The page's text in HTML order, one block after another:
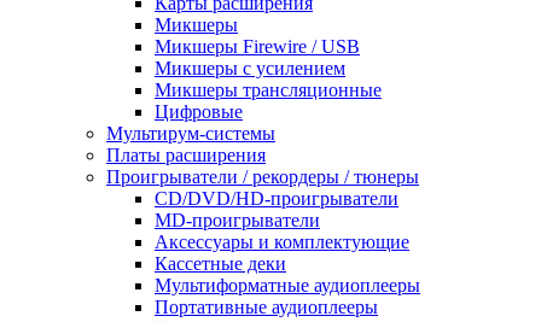
Микшеры
Микшеры Firewire / USB
Микшеры с усилением
Микшеры трансляционные
Цифровые
Мультирум-системы
Платы расширения
Проигрыватели / рекордеры / тюнеры
CD/DVD/HD-проигрыватели
MD-проигрыватели
Аксессуары и комплектующие
Кассетные деки
Мультиформатные аудиоплееры
Портативные аудиоплееры